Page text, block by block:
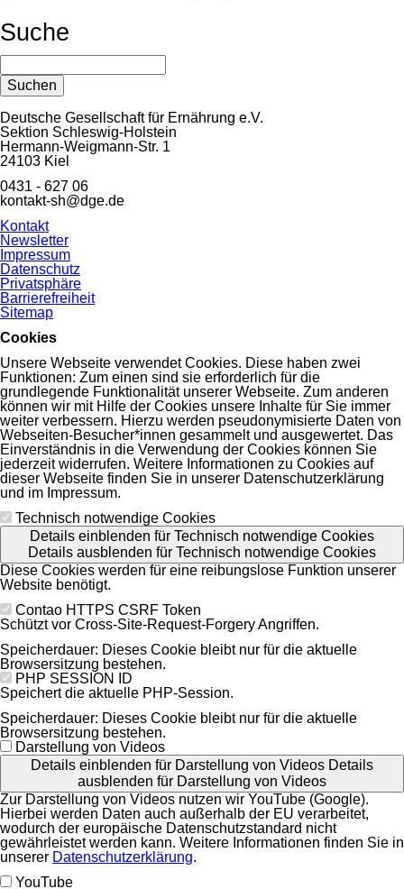
Suche
Suchbegriffe
Suchen
Deutsche Gesellschaft für Ernährung e.V.
Sektion Schleswig-Holstein
Hermann-Weigmann-Str. 1
24103 Kiel
0431 - 627 06
kontakt-sh@dge.de
Navigation
überspringen
Kontakt
Newsletter
Impressum
Datenschutz
Privatsphäre
Barrierefreiheit
Sitemap
Cookies
Unsere Webseite verwendet Cookies. Diese haben zwei
Funktionen: Zum einen sind sie erforderlich für die
grundlegende Funktionalität unserer Webseite. Zum anderen
können wir mit Hilfe der Cookies unsere Inhalte für Sie immer
weiter verbessern. Hierzu werden pseudonymisierte Daten von
Webseiten-Besucher*innen gesammelt und ausgewertet. Das
Einverständnis in die Verwendung der Cookies können Sie
jederzeit widerrufen. Weitere Informationen zu Cookies auf
dieser Webseite finden Sie in unserer Datenschutzerklärung
und im Impressum.
Technisch notwendige Cookies
Details einblenden für Technisch notwendige Cookies
Details ausblenden für Technisch notwendige Cookies
Diese Cookies werden für eine reibungslose Funktion unserer
Website benötigt.
Contao HTTPS CSRF Token
Schützt vor Cross-Site-Request-Forgery Angriffen.
Speicherdauer: Dieses Cookie bleibt nur für die aktuelle
Browsersitzung bestehen.
PHP SESSION ID
Speichert die aktuelle PHP-Session.
Speicherdauer: Dieses Cookie bleibt nur für die aktuelle
Browsersitzung bestehen.
Darstellung von Videos
Details einblenden für Darstellung von Videos Details
ausblenden für Darstellung von Videos
Zur Darstellung von Videos nutzen wir YouTube (Google).
Hierbei werden Daten auch außerhalb der EU verarbeitet,
wodurch der europäische Datenschutzstandard nicht
gewährleistet werden kann. Weitere Informationen finden Sie in
unserer Datenschutzerklärung.
YouTube